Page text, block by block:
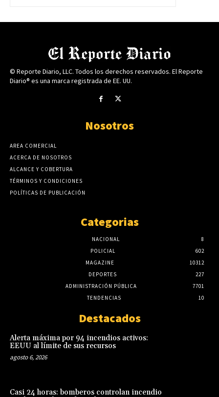
© Reporte Diario, LLC. Todos los derechos reservados. El Reporte
Diario® es una marca registrada de EE. UU.
Nosotros
AREA COMERCIAL
ACERCA DE NOSOTROS
ALCANCE Y COBERTURA
TÉRMINOS Y CONDICIONES
POLÍTICAS DE PUBLICACIÓN
Categorias
NACIONAL
8
POLICIAL
602
MAGAZINE
10312
DEPORTES
227
ADMINISTRACIÓN PÚBLICA
7701
TENDENCIAS
10
Destacados
Alerta máxima por 94 incendios activos:
EEUU al límite de sus recursos
agosto 6, 2026
Casi 24 horas: bomberos controlan incendio